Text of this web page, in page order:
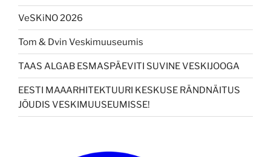
VeSKiNO 2026
Tom & Dvin Veskimuuseumis
TAAS ALGAB ESMASPÄEVITI SUVINE VESKIJOOGA
EESTI MAAARHITEKTUURI KESKUSE RÄNDNÄITUS
JÕUDIS VESKIMUUSEUMISSE!